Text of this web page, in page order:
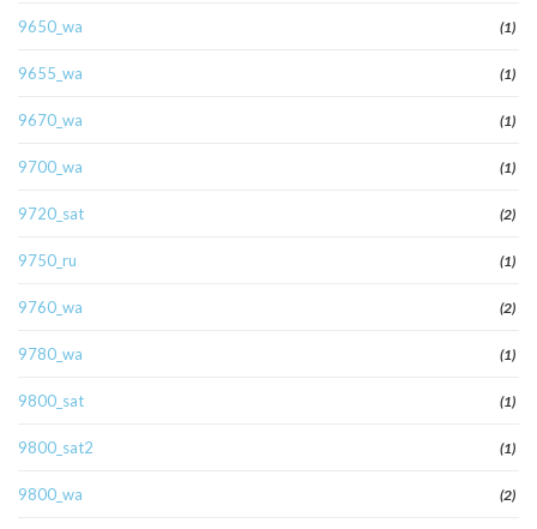
9650_wa (1)
9655_wa (1)
9670_wa (1)
9700_wa (1)
9720_sat (2)
9750_ru (1)
9760_wa (2)
9780_wa (1)
9800_sat (1)
9800_sat2 (1)
9800_wa (2)